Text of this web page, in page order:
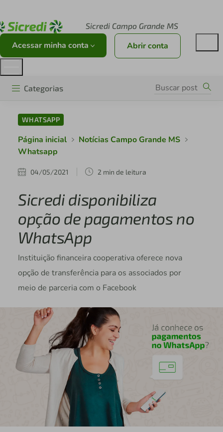
Sicredi Campo Grande MS
Acessar minha conta Abrir conta
Categorias
WHATSAPP
Página inicial
Notícias Campo Grande MS
Whatsapp
04/05/2021 2 min de leitura
Sicredi disponibiliza
opção de pagamentos no
WhatsApp
Instituição financeira cooperativa oferece nova
opção de transferência para os associados por
meio de parceria com o Facebook